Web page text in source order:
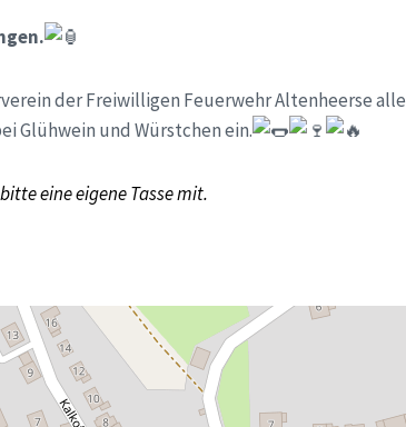
der Freiwilligen Feuerwehr Altenheerse alle
Glühwein und Würstchen ein.
eine eigene Tasse mit.